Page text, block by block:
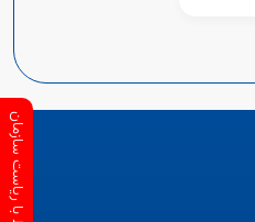
ارتباط با ریاست سازمان